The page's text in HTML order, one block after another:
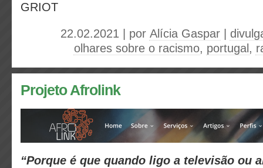
GRIOT
22.02.2021 | por Alícia Gaspar
olhares sobre o racismo, portugal ,
Projeto Afrolink
“Porque é que quando ligo a televisão ou